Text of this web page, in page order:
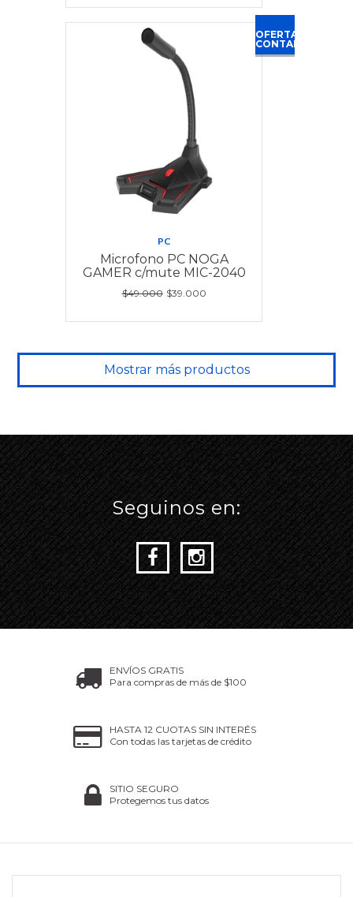
OFERTA
CONTADO
PC
Microfono PC NOGA
GAMER c/mute MIC-2040
$49.000 $39.000
Mostrar más productos
Seguinos en:
ENVÍOS GRATIS
Para compras de más de $100
HASTA 12 CUOTAS SIN INTERÉS
Con todas las tarjetas de crédito
SITIO SEGURO
Protegemos tus datos